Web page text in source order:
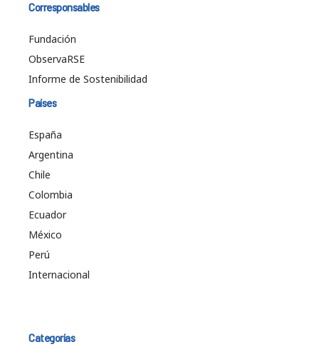
Corresponsables
Fundación
ObservaRSE
Informe de Sostenibilidad
Países
España
Argentina
Chile
Colombia
Ecuador
México
Perú
Internacional
Categorías